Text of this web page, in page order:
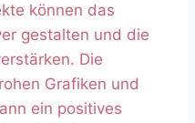
können das
gestalten und die
Die
Grafiken und
ein positives